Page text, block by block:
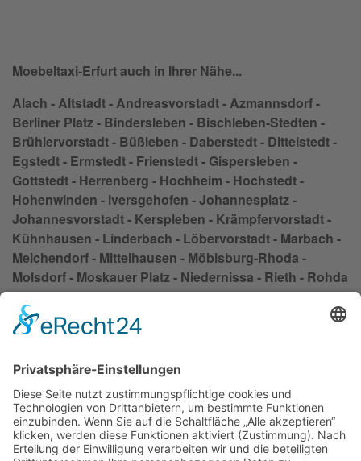
Moebeltaxi-Erfurt auch in Ihrer Nähe...
Alach - Altstadt - Andreasvorstadt - Azmannsdorf -
Berliner Platz - Bindersleben - Bischleben-Stedten -
Brühlervorstadt - Büßleben - Daberstedt - Dittelstedt -
Egstedt - Ermstedt - Frienstedt - Gispersleben -
Gottstedt - Herrenberg - Hochheim - Hochstedt -
Hohenwinden - lversgehofen - Johannesplatz -
Johannesvorstadt - Kerspleben - Krämpfervorstadt -
Kühnhausen - Linderbach - Löbervorstadt - Marbach -
Melchendorf - Mittelhausen - Möbisburg-Rhoda -
Molsdorf - Moskauer Platz - Niedernissa - Rieth - Rohda
(Haarberg) - Roter Berg - Salomonsborn - Schaderode -
Schmira - Schwerborn - Stotternheim - Sulzer Siedlung
- Tiefthal - Töttelstädt - Töttleben - Urbich - Vieselbach -
Windischholzhausen